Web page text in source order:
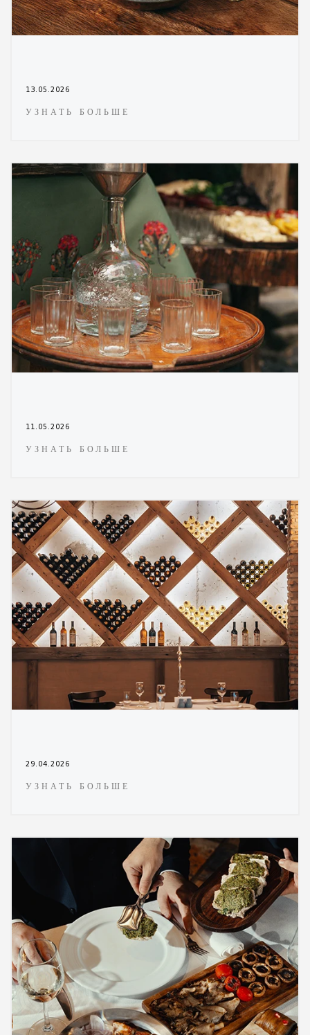
13.05.2026
УЗНАТЬ БОЛЬШЕ
11.05.2026
УЗНАТЬ БОЛЬШЕ
29.04.2026
УЗНАТЬ БОЛЬШЕ